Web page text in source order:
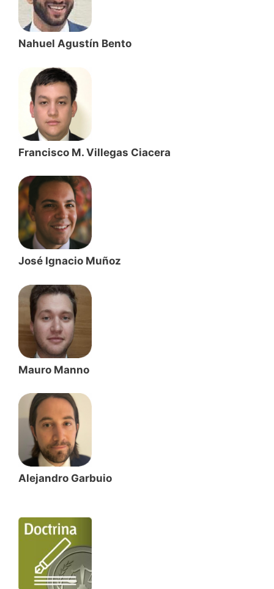
Nahuel Agustín Bento
Francisco M. Villegas Ciacera
José Ignacio Muñoz
Mauro Manno
Alejandro Garbuio